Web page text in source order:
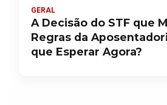
GERAL
A Decisão do STF que
Regras da
que Esperar Agora?